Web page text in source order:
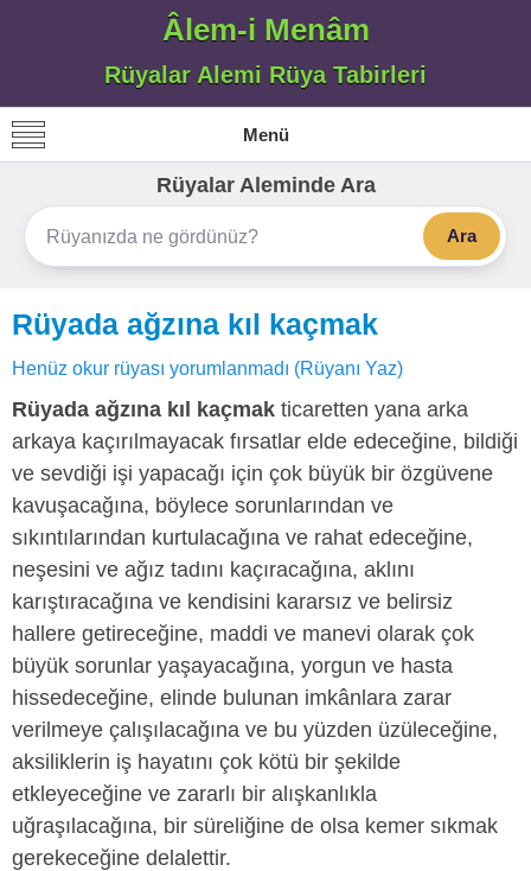
Âlem-i Menâm
Rüyalar Alemi Rüya Tabirleri
Menü
Rüyalar Aleminde Ara
Ara
Rüyada ağzına kıl kaçmak
Henüz okur rüyası yorumlanmadı (Rüyanı Yaz)
Rüyada ağzına kıl kaçmak ticaretten yana arka
arkaya kaçırılmayacak fırsatlar elde edeceğine, bildiği
ve sevdiği işi yapacağı için çok büyük bir özgüvene
kavuşacağına, böylece sorunlarından ve
sıkıntılarından kurtulacağına ve rahat edeceğine,
neşesini ve ağız tadını kaçıracağına, aklını
karıştıracağına ve kendisini kararsız ve belirsiz
hallere getireceğine, maddi ve manevi olarak çok
büyük sorunlar yaşayacağına, yorgun ve hasta
hissedeceğine, elinde bulunan imkânlara zarar
verilmeye çalışılacağına ve bu yüzden üzüleceğine,
aksiliklerin iş hayatını çok kötü bir şekilde
etkleyeceğine ve zararlı bir alışkanlıkla
uğraşılacağına, bir süreliğine de olsa kemer sıkmak
gerekeceğine delalettir.